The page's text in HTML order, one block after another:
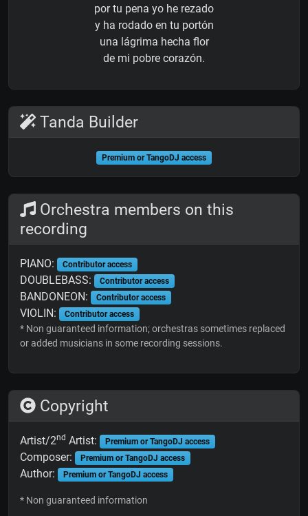
por tu pena yo he rezado
y ha rodado en tu portón
una lágrima hecha flor
de mi pobre corazón.
Tanda Builder
Premium or TangoDJ access
Orchestra members on this
recording
PIANO: Contributor access
DOUBLEBASS: Contributor access
BANDONEON: Contributor access
VIOLIN: Contributor access
* Non guaranteed information; orchestras sometimes replaced
or added musicians in some recording sessions.
Copyright
Artist/2nd Artist: Premium or TangoDJ access
Composer: Premium or TangoDJ access
Author: Premium or TangoDJ access
* Non guaranteed information